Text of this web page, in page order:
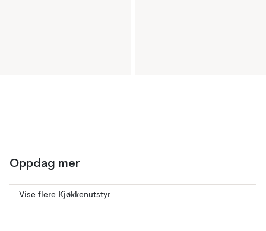
Oppdag mer
Vise flere Kjøkkenutstyr